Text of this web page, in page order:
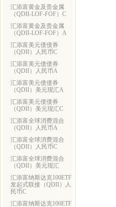
汇添富黄金及贵金属
（QDII-LOF-FOF）C
汇添富黄金及贵金属
（QDII-LOF-FOF）A
汇添富美元债债券
（QDII）人民币C
汇添富美元债债券
（QDII）人民币A
汇添富美元债债券
（QDII）美元现汇A
汇添富美元债债券
（QDII）美元现汇C
汇添富全球消费混合
（QDII）人民币A
汇添富全球消费混合
（QDII）人民币C
汇添富全球消费混合
（QDII）美元现汇
汇添富纳斯达克100ETF
发起式联接（QDII）人
民币C
汇添富纳斯达克100ETF